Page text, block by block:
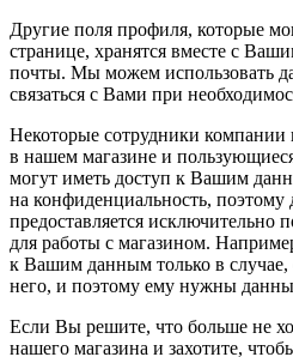
Другие поля профиля, которые
странице, хранятся вместе с
почты. Мы можем использовать
связаться с Вами при
Некоторые сотрудники
в нашем магазине и
могут иметь доступ к Вашим
на конфиденциальность,
предоставляется исключительно
для работы с магазином.
к Вашим данным только в случае,
него, и поэтому ему нужны
Если Вы решите, что больше не
нашего магазина и захотите,